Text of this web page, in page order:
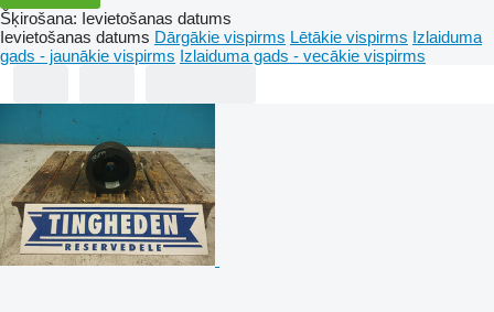
Šķirošana: Ievietošanas datums
Ievietošanas datums Dārgākie vispirms Lētākie vispirms Izlaiduma
gads - jaunākie vispirms Izlaiduma gads - vecākie vispirms